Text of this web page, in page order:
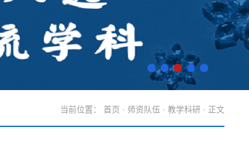
当前位置： 首页 · 师资队伍 · 教学科研 · 正文